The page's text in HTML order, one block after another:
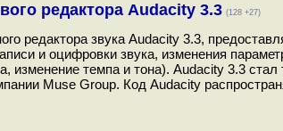
редактора Audacity 3.3 (128 +27)
редактора звука Audacity 3.3,
и оцифровки звука, изменения
изменение темпа и тона). Audacity 3.3
Muse Group. Код Audacity